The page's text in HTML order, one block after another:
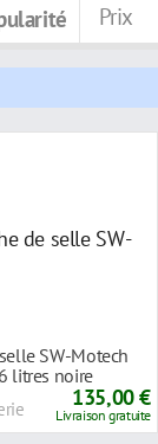
Prix
SW-Motech
litres noire
135,00 €
Livraison gratuite